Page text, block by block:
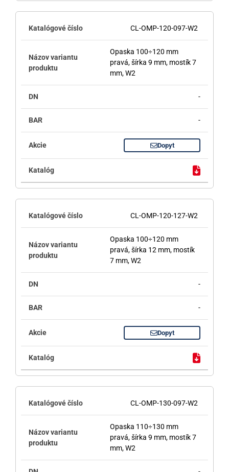
CL-OMP-120-097-W2
Opaska 100÷120 mm
pravá, šírka 9 mm, mostík 7
mm, W2
-
-
Dopyt
CL-OMP-120-127-W2
Opaska 100÷120 mm
pravá, šírka 12 mm, mostík
7 mm, W2
-
-
Dopyt
CL-OMP-130-097-W2
Opaska 110÷130 mm
pravá, šírka 9 mm, mostík 7
mm, W2